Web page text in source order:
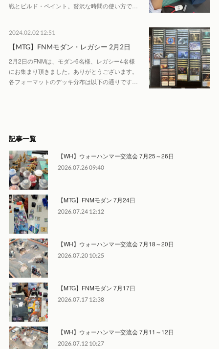
戦とビルド・ペイント。贅沢な時間の使い方で…
2024.02.02 12:51
【MTG】FNMモダン・レガシー 2月2日
2月2日のFNMは、モダン6名様、レガシー4名様
にお集まり頂きました。ありがとうございます。
各フォーマットのデッキ分布は以下の通りです…
記事一覧
【WH】ウォーハンマー交流会 7月25～26日
2026.07.26 09:40
【MTG】FNMモダン 7月24日
2026.07.24 12:12
【WH】ウォーハンマー交流会 7月18～20日
2026.07.20 10:25
【MTG】FNMモダン 7月17日
2026.07.17 12:38
【WH】ウォーハンマー交流会 7月11～12日
2026.07.12 10:27